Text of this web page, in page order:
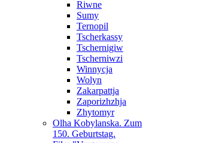
Riwne
Sumy
Ternopil
Tscherkassy
Tschernigiw
Tscherniwzi
Winnycja
Wolyn
Zakarpattja
Zaporizhzhja
Zhytomyr
Olha Kobylanska. Zum
150. Geburtstag.